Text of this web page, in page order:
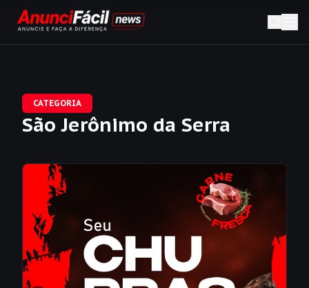
CATEGORIA
São Jerônimo da Serra